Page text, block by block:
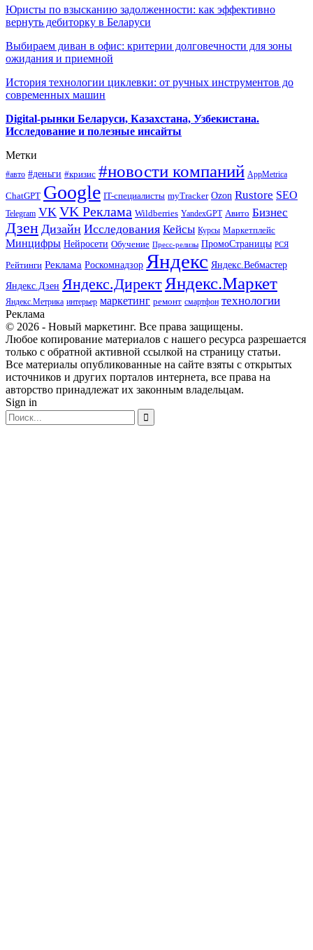
Юристы по взысканию задолженности: как эффективно
вернуть дебиторку в Беларуси
Выбираем диван в офис: критерии долговечности для зоны
ожидания и приемной
История технологии циклевки: от ручных инструментов до
современных машин
Digital-рынки Беларуси, Казахстана, Узбекистана.
Исследование и полезные инсайты
Метки
#авто #деньги #кризис #новости компаний AppMetrica
ChatGPT Google IT-специалисты myTracker Ozon Rustore SEO
Telegram VK VK Реклама Wildberries YandexGPT Авито Бизнес
Дзен Дизайн Исследования Кейсы Курсы Маркетплейс
Минцифры Нейросети Обучение Пресс-релизы ПромоСтраницы РСЯ
Рейтинги Реклама Роскомнадзор Яндекс Яндекс.Вебмастер
Яндекс.Дзен Яндекс.ДиректЯндекс.Маркет
Яндекс.Метрика интерьер маркетинг ремонт смартфон технологии
Реклама
© 2026 - Новый маркетинг. Все права защищены.
Любое копирование материалов с нашего ресурса разрешается
только с обратной активной ссылкой на страницу статьи.
Все материалы опубликованные на сайте взяты с открытых
источников и других порталов интернета, все права на
авторство принадлежат их законным владельцам.
Sign in